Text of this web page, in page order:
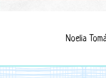
Noelia